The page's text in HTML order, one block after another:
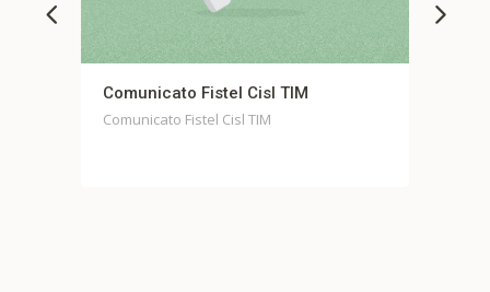
Comunicato stampa unitario
Casella